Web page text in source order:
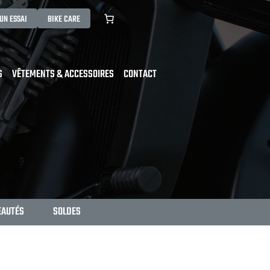
ESSAI BIKE CARE
VÊTEMENTS & ACCESSOIRES CONTACT
SOLDES